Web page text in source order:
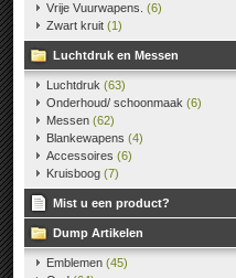
Vrije Vuurwapens. (6)
Zwart kruit (1)
Luchtdruk en Messen
Luchtdruk (63)
Onderhoud/ schoonmaak (6)
Messen (62)
Blankewapens (4)
Accessoires (6)
Kruisboog (7)
Mist u een product?
Dump Artikelen
Emblemen (45)